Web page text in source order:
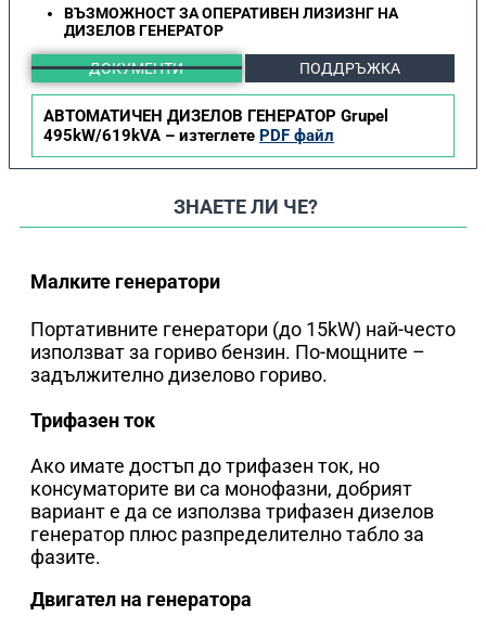
ВЪЗМОЖНОСТ ЗА ОПЕРАТИВЕН ЛИЗИЗНГ НА
ДИЗЕЛОВ ГЕНЕРАТОР
ДОКУМЕНТИ ПОДДРЪЖКА
АВТОМАТИЧЕН ДИЗЕЛОВ ГЕНЕРАТОР Grupel
495kW/619kVA – изтеглете PDF файл
ЗНАЕТЕ ЛИ ЧЕ?
Малките генератори
Портативните генератори (до 15kW) най-често
използват за гориво бензин. По-мощните –
задължително дизелово гориво.
Трифазен ток
Ако имате достъп до трифазен ток, но
консуматорите ви са монофазни, добрият
вариант е да се използва трифазен дизелов
генератор плюс разпределително табло за
фазите.
Двигател на генератора